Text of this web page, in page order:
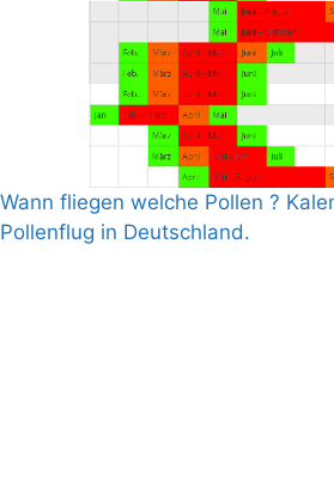
Wann fliegen welche Pollen ?
Pollenflug in Deutschland.